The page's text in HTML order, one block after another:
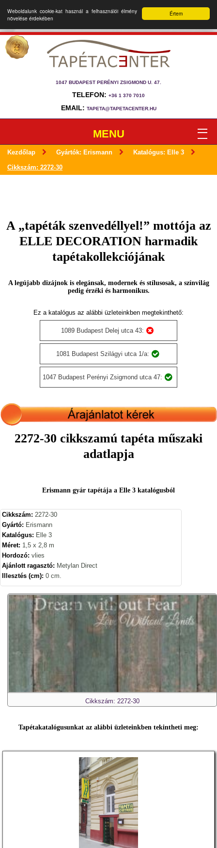
Értem
Weboldalunk cookie-kat használ a felhasználói élmény
növelése érdekében
1047 BUDAPEST PERÉNYI ZSIGMOND U. 47.
TELEFON: +36 1 370 7010
EMAIL: TAPETA@TAPETACENTER.HU
MENU
Kezdőlap Gyártók: Erismann Katalógus: Elle 3
Cikkszám: 2272-30
A „tapéták szenvedéllyel!” mottója az
ELLE DECORATION harmadik
tapétakollekciójának
A legújabb dizájnok is elegánsak, modernek és stílusosak, a színvilág
pedig érzéki és harmonikus.
Ez a katalógus az alábbi üzleteinkben megtekinthető:
1089 Budapest Delej utca 43:
1081 Budapest Szilágyi utca 1/a:
1047 Budapest Perényi Zsigmond utca 47:
2272-30 cikkszamú tapéta műszaki
adatlapja
Erismann gyár tapétája a Elle 3 katalógusból
Cikkszám: 2272-30
Gyártó: Erismann
Katalógus: Elle 3
Méret: 1,5 x 2,8 m
Hordozó: vlies
Ajánlott ragasztó: Metylan Direct
Illesztés (cm): 0 cm.
Cikkszám: 2272-30
Tapétakatalógusunkat az alábbi üzleteinkben tekintheti meg: